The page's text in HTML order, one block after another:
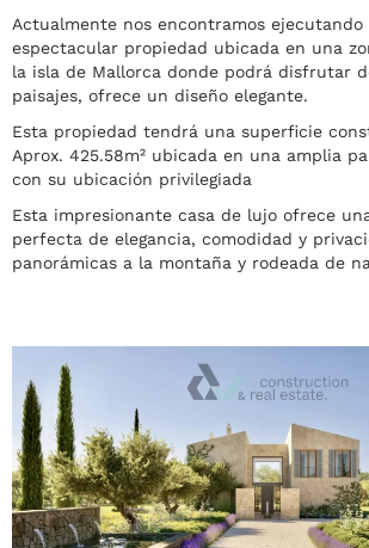
Actualmente nos encontramos ejecutando
espectacular propiedad ubicada en una
la isla de Mallorca donde podrá disfrutar
paisajes, ofrece un diseño elegante.
Esta propiedad tendrá una superficie
Aprox. 425.58m² ubicada en una amplia
con su ubicación privilegiada
Esta impresionante casa de lujo ofrece
perfecta de elegancia, comodidad y
panorámicas a la montaña y rodeada de